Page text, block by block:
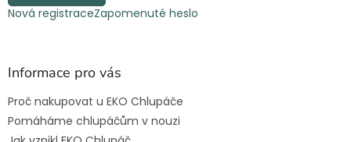
Nová registraceZapomenuté heslo
Informace pro vás
Proč nakupovat u EKO Chlupáče
Pomáháme chlupáčům v nouzi